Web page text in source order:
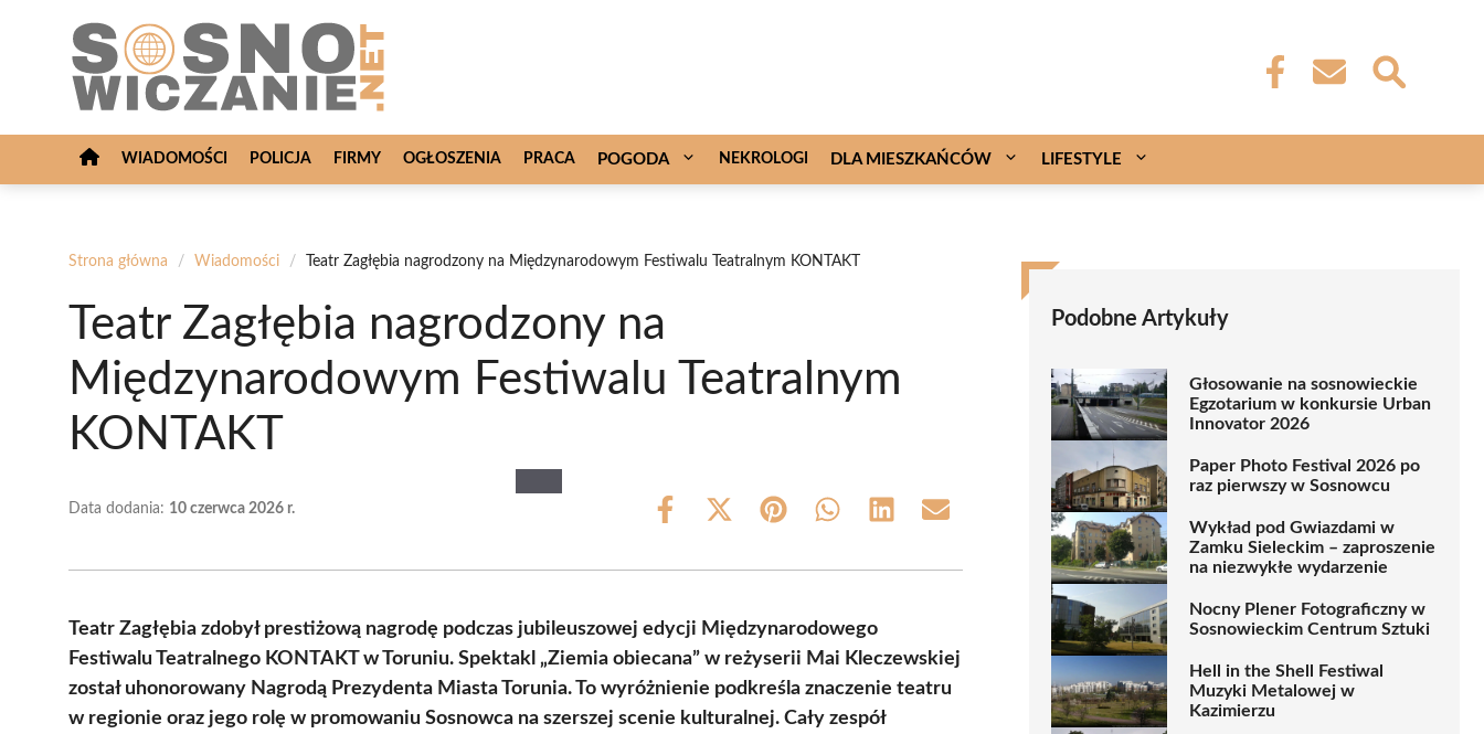
WIADOMOŚCI POLICJA FIRMY OGŁOSZENIA PRACA POGODA NEKROLOGI DLA MIESZKAŃCÓW LIFESTYLE
Strona główna / Wiadomości / Teatr Zagłębia nagrodzony na Międzynarodowym Festiwalu Teatralnym KONTAKT
Teatr Zagłębia nagrodzony na
Międzynarodowym Festiwalu Teatralnym
KONTAKT
Data dodania: 10 czerwca 2026 r.
Share
Share
(Twitter)
Share Share Share Share
Teatr Zagłębia zdobył prestiżową nagrodę podczas jubileuszowej edycji Międzynarodowego
Festiwalu Teatralnego KONTAKT w Toruniu. Spektakl „Ziemia obiecana” w reżyserii Mai Kleczewskiej
został uhonorowany Nagrodą Prezydenta Miasta Torunia. To wyróżnienie podkreśla znaczenie teatru
w regionie oraz jego rolę w promowaniu Sosnowca na szerszej scenie kulturalnej. Cały zespół
Podobne Artykuły
Głosowanie na sosnowieckie
Egzotarium w konkursie Urban
Innovator 2026
Paper Photo Festival 2026 po
raz pierwszy w Sosnowcu
Wykład pod Gwiazdami w
Zamku Sieleckim – zaproszenie
na niezwykłe wydarzenie
Nocny Plener Fotograficzny w
Sosnowieckim Centrum Sztuki
Hell in the Shell Festiwal
Muzyki Metalowej w
Kazimierzu